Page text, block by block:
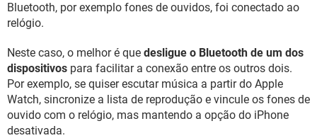
Bluetooth, por exemplo fones de ouvidos, foi conectado ao
relógio.
Neste caso, o melhor é que desligue o Bluetooth de um dos
dispositivos para facilitar a conexão entre os outros dois.
Por exemplo, se quiser escutar música a partir do Apple
Watch, sincronize a lista de reprodução e vincule os fones de
ouvido com o relógio, mas mantendo a opção do iPhone
desativada.